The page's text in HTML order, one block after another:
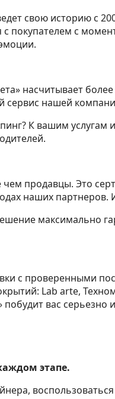
свою историю с
покупателем с
насчитывает
сервис нашей
К вашим услугам
продавцы. Это
наших
максимально
с проверенными
Lab arte,
вас
этапе.